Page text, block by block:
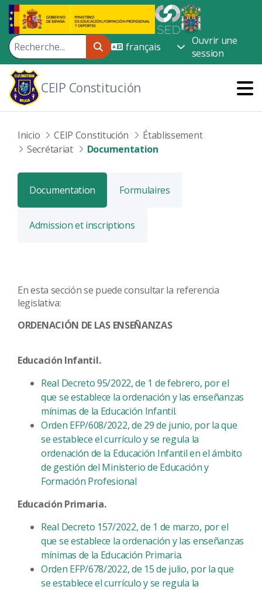
Saut au contenu principal
Ouvrir une
session
CEIP Constitución
Inicio CEIP Constitución
Établissement
Secrétariat
Documentation
Documentation Formulaires
Admission et inscriptions
En esta sección se puede consultar la referencia
legislativa:
ORDENACIÓN DE LAS ENSEÑANZAS
Educación Infantil.
Real Decreto 95/2022, de 1 de febrero, por el
que se establece la ordenación y las enseñanzas
mínimas de la Educación Infantil.
Orden EFP/608/2022, de 29 de junio, por la que
se establece el currículo y se regula la
ordenación de la Educación Infantil en el ámbito
de gestión del Ministerio de Educación y
Formación Profesional
Educación Primaria.
Real Decreto 157/2022, de 1 de marzo, por el
que se establece la ordenación y las enseñanzas
mínimas de la Educación Primaria.
Orden EFP/678/2022, de 15 de julio, por la que
se establece el currículo y se regula la